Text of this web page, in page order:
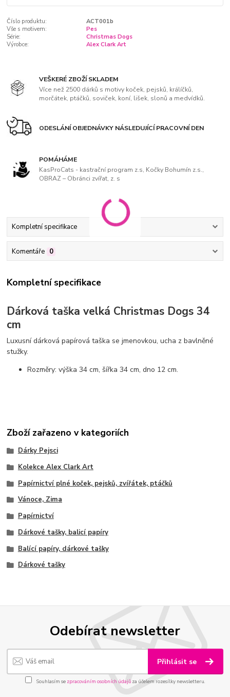
Číslo produktu:
ACT001b
Vše s motivem:
Pes
Série:
Christmas Dogs
Výrobce:
Alex Clark Art
VEŠKERÉ ZBOŽÍ SKLADEM
Více než 2500 dárků s motivy koček, pejsků, králíčků,
morčátek, ptáčků, soviček, koní, lišek, slonů a medvídků.
ODESLÁNÍ OBJEDNÁVKY NÁSLEDUJÍCÍ PRACOVNÍ DEN
POMÁHÁME
KasProCats - kastrační program z.s, Kočky Bohumín z.s.,
OBRAZ – Obránci zvířat, z. s
Kompletní specifikace
Komentáře 0
Kompletní specifikace
Dárková taška velká Christmas Dogs 34
cm
Luxusní dárková papírová taška se jmenovkou, ucha z bavlněné
stužky.
Rozměry: výška 34 cm, šířka 34 cm, dno 12 cm.
Zboží zařazeno v kategoriích
Dárky Pejsci
Kolekce Alex Clark Art
Papírnictví plné koček, pejsků, zvířátek, ptáčků
Vánoce, Zima
Papírnictví
Dárkové tašky, balicí papíry
Balící papíry, dárkové tašky
Dárkové tašky
Odebírat newsletter
Přihlásit se
Souhlasím se zpracováním osobních údajůza účelem rozesílky newsletteru.